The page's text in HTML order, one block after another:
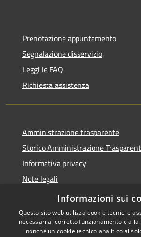
Prenotazione appuntamento
Segnalazione disservizio
Leggi le FAQ
Richiesta assistenza
Amministrazione trasparente
Storico Amministrazione
Informativa privacy
Note legali
Dichiarazione di accessibilità
Informazioni sui
Questo sito web utilizza cookie tecnici e
necessari al corretto funzionamento e alla
nonché un cookie tecnico analitico al